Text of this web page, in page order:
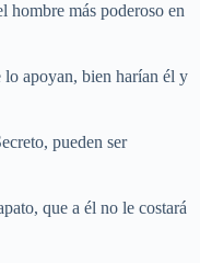
hombre más poderoso en
lo apoyan, bien harían él y
pueden ser
que a él no le costará